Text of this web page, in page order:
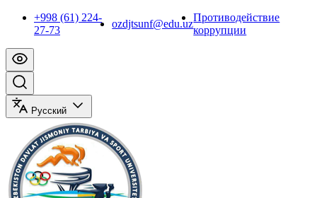
+998 (61) 224-
27-73
ozdjtsunf@edu.uz
Противодействие
коррупции
Русский